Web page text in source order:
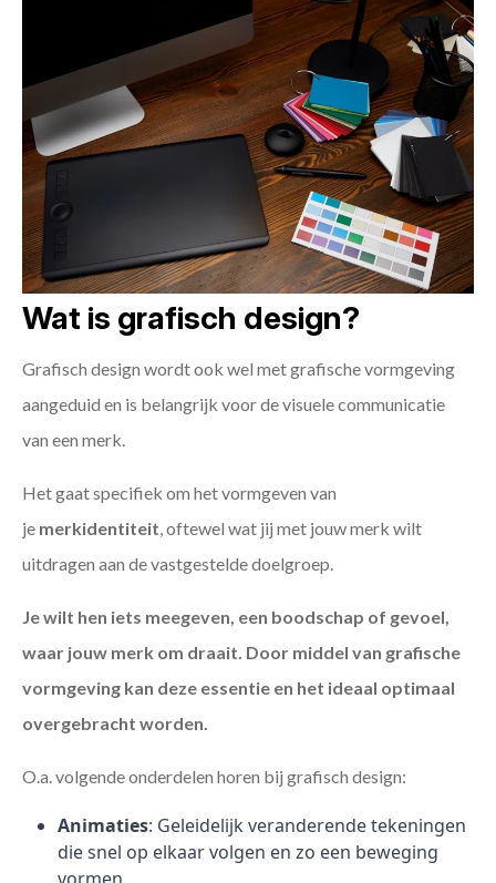
Wat is grafisch design?
Grafisch design wordt ook wel met grafische vormgeving
aangeduid en is belangrijk voor de visuele communicatie
van een merk.
Het gaat specifiek om het vormgeven van
je merkidentiteit , oftewel wat jij met jouw merk wilt
uitdragen aan de vastgestelde doelgroep.
Je wilt hen iets meegeven, een boodschap of gevoel,
waar jouw merk om draait. Door middel van grafische
vormgeving kan deze essentie en het ideaal optimaal
overgebracht worden.
O.a. volgende onderdelen horen bij grafisch design:
Animaties: Geleidelijk veranderende tekeningen
die snel op elkaar volgen en zo een beweging
vormen.